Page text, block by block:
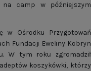
na camp w późniejszym
w Ośrodku Przygotowań
Fundacji Eweliny Kobryn
W tym roku zgromadził
koszykówki, którzy